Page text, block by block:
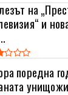
на
и
поредна